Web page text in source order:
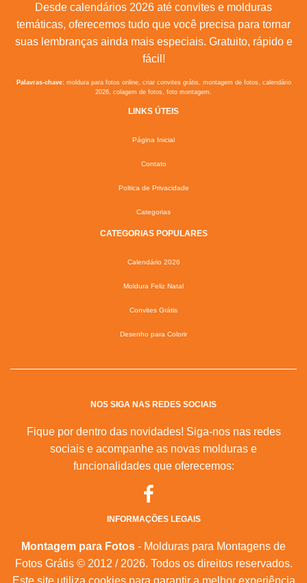
Desde calendários 2026 até convites e molduras
temáticas, oferecemos tudo que você precisa para tornar
suas lembranças ainda mais especiais. Gratuito, rápido e
fácil!
Palavras-chave:moldura para fotos online, criar convites grátis, montagem de fotos, calendário
2026, colagem de fotos, foto montagem.
LINKS ÚTEIS
Página Inicial
Contato
Poltica de Privacidade
Categorias
CATEGORIAS POPULARES
Calendário 2026
Moldura Feliz Natal
Convites Grátis
Desenho para Colorir
NOS SIGA NAS REDES SOCIAIS
Fique por dentro das novidades! Siga-nos nas redes
sociais e acompanhe as novas molduras e
funcionalidades que oferecemos:
INFORMAÇÕES LEGAIS
Montagem para Fotos - Molduras para Montagens de
Fotos Grátis © 2012 / 2026. Todos os direitos reservados.
Este site utiliza cookies para garantir a melhor experiência